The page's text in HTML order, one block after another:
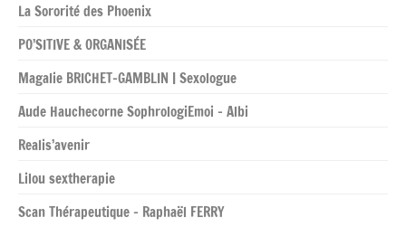
La Sororité des Phoenix
PO’SITIVE & ORGANISÉE
Magalie BRICHET-GAMBLIN | Sexologue
Aude Hauchecorne SophrologiEmoi – Albi
Realis’avenir
Lilou sextherapie
Scan Thérapeutique – Raphaël FERRY